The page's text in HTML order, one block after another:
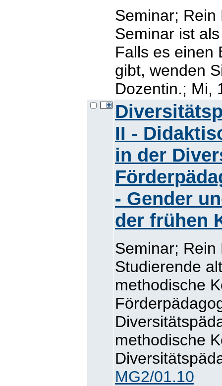
Seminar; Rein
Seminar ist
Falls es einen
gibt, wenden
Dozentin.; Mi,
II -
in der
- Gender
der frühen
Seminar; Rein
Studierende
methodische
methodische
MG2/01.10